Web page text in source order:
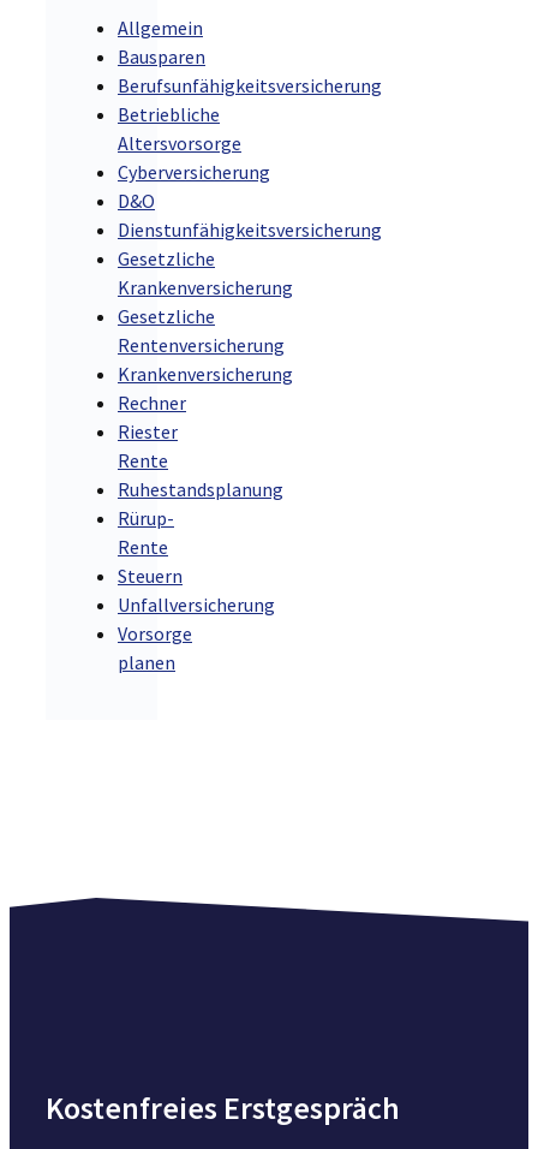
Allgemein
Bausparen
Berufsunfähigkeitsversicherung
Betriebliche
Altersvorsorge
Cyberversicherung
D&O
Dienstunfähigkeitsversicherung
Gesetzliche
Krankenversicherung
Gesetzliche
Rentenversicherung
Krankenversicherung
Rechner
Riester
Rente
Ruhestandsplanung
Rürup-
Rente
Steuern
Unfallversicherung
Vorsorge
planen
Kostenfreies Erstgespräch